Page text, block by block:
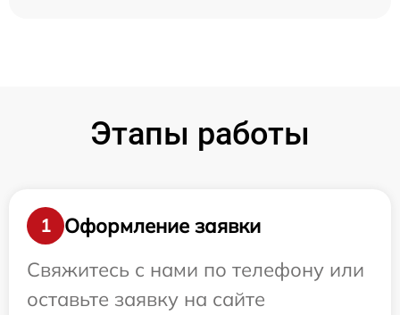
Этапы работы
1
Оформление заявки
Свяжитесь с нами по телефону или
оставьте заявку на сайте